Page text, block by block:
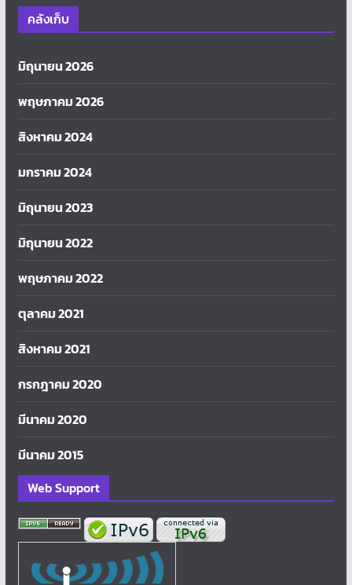
คลังเก็บ
มิถุนายน 2026
พฤษภาคม 2026
สิงหาคม 2024
มกราคม 2024
มิถุนายน 2023
มิถุนายน 2022
พฤษภาคม 2022
ตุลาคม 2021
สิงหาคม 2021
กรกฎาคม 2020
มีนาคม 2020
มีนาคม 2015
Web Support